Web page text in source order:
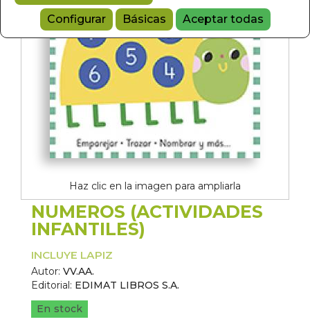
Configurar
Básicas Aceptar todas
Haz clic en la imagen para ampliarla
NUMEROS (ACTIVIDADES
INFANTILES)
INCLUYE LAPIZ
Autor: VV.AA.
Editorial: EDIMAT LIBROS S.A.
En stock